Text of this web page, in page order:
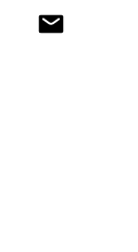
e executar